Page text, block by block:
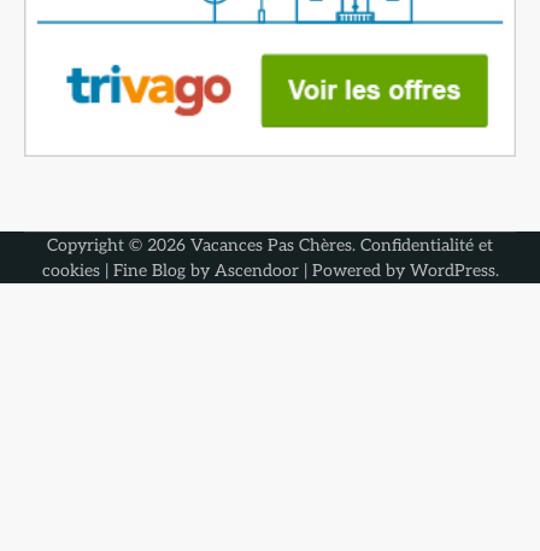
Copyright © 2026 Vacances Pas Chères. Confidentialité et
cookies| Fine Blog by Ascendoor| Powered by WordPress.